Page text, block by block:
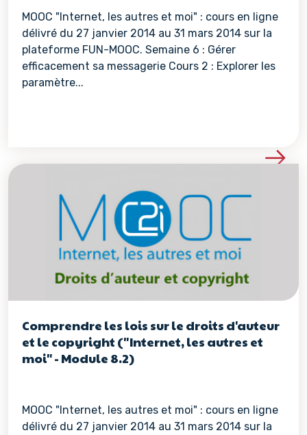
MOOC "Internet, les autres et moi" : cours en ligne
délivré du 27 janvier 2014 au 31 mars 2014 sur la
plateforme FUN-MOOC. Semaine 6 : Gérer
efficacement sa messagerie Cours 2 : Explorer les
paramètre...
Voir les détails de la
Comprendre les lois sur le droits d'auteur
et le copyright ("Internet, les autres et
moi" - Module 8.2)
MOOC "Internet, les autres et moi" : cours en ligne
délivré du 27 janvier 2014 au 31 mars 2014 sur la